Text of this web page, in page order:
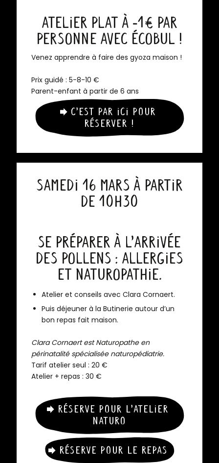
Atelier plat à -1€ par
personne avec Écobul !
Venez apprendre à faire des gyoza maison !
Prix guidé : 5-8-10 €
Parent-enfant à partir de 6 ans
C’est par ici pour
réserver !
Samedi 16 mars à partir
de 10h30
Se préparer à l’arrivée
des pollens : Allergies
et naturopathie.
Atelier et conseils avec Clara Cornaert.
Puis déjeuner à la Butinerie autour d’un
bon repas fait maison.
Clara Cornaert est Naturopathe en
périnatalité spécialisée naturopédiatrie.
Tarif atelier seul : 20 €
Atelier + repas : 30 €
Réserve pour l’atelier
naturo
Réserve pour le repas